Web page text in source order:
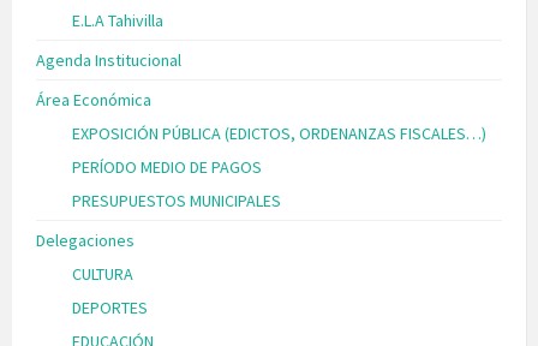
E.L.A Tahivilla
Agenda Institucional
Área Económica
EXPOSICIÓN PÚBLICA (EDICTOS, ORDENANZAS FISCALES…)
PERÍODO MEDIO DE PAGOS
PRESUPUESTOS MUNICIPALES
Delegaciones
CULTURA
DEPORTES